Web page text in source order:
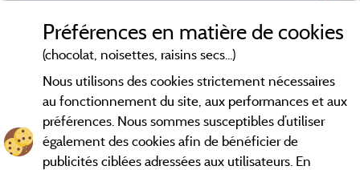
Préférences en matière de cookies
(chocolat, noisettes, raisins secs...)
Nous utilisons des cookies strictement nécessaires
au fonctionnement du site, aux performances et aux
préférences. Nous sommes susceptibles d’utiliser
également des cookies afin de bénéficier de
publicités ciblées adressées aux utilisateurs. En